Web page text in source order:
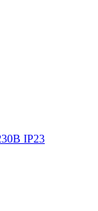
IP23